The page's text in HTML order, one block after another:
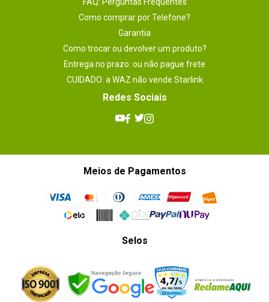
Como comprar por Telefone?
Garantia
Como trocar ou devolver um produto?
Entrega no prazo: ou não pague frete
CUIDADO: a WAZ não vende Starlink
Redes Sociais
Meios de Pagamentos
Selos